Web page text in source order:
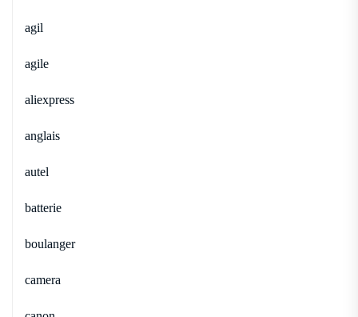
agil
agile
aliexpress
anglais
autel
batterie
boulanger
camera